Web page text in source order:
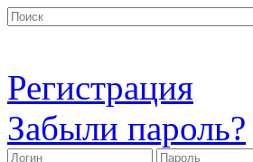
Регистрация
Забыли пароль?